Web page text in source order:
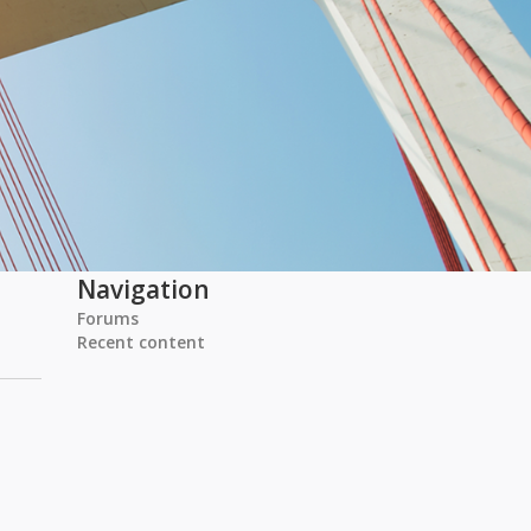
Navigation
Forums
Recent content